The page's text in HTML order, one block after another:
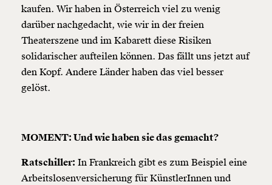
kaufen. Wir haben in Österreich viel zu wenig
darüber nachgedacht, wie wir in der freien
Theaterszene und im Kabarett diese Risiken
solidarischer aufteilen können. Das fällt uns jetzt auf
den Kopf. Andere Länder haben das viel besser
gelöst.
MOMENT: Und wie haben sie das gemacht?
Ratschiller: In Frankreich gibt es zum Beispiel eine
Arbeitslosenversicherung für KünstlerInnen und